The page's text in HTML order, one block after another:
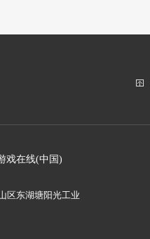
戏在线(中国)
区东湖塘阳光工业